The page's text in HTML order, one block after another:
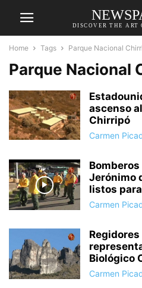
DISCOVER THE ART
Home Tags Parque Nacional
Parque Nacional
ascenso
Chirripó
Carmen
Jerónimo
listos
Carmen
Biológico
Carmen